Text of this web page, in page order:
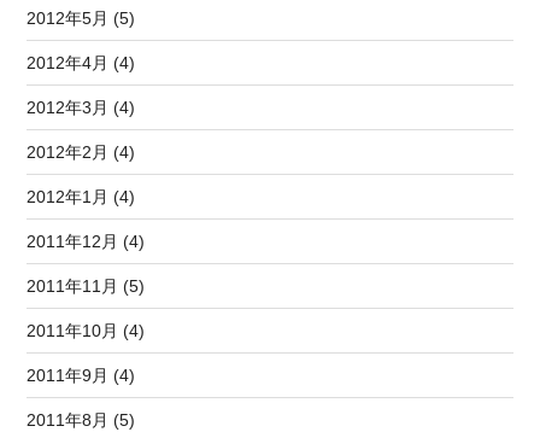
2012年5月 (5)
2012年4月 (4)
2012年3月 (4)
2012年2月 (4)
2012年1月 (4)
2011年12月 (4)
2011年11月 (5)
2011年10月 (4)
2011年9月 (4)
2011年8月 (5)